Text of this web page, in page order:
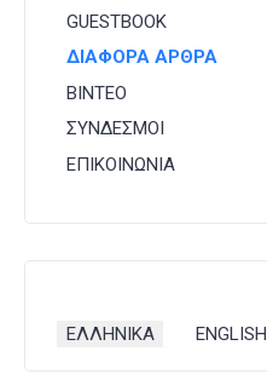
GUESTBOOK
ΔΙΑΦΟΡΑ ΑΡΘΡΑ
ΒΙΝΤΕΟ
ΣΥΝΔΕΣΜΟΙ
ΕΠΙΚΟΙΝΩΝΙΑ
Επιλέξτε τη γλώσσα σας
ΕΛΛΗΝΙΚΑ ENGLISH